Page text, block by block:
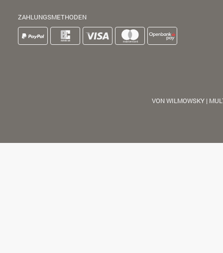
ZAHLUNGSMETHODEN
VON WILMOWSKY |